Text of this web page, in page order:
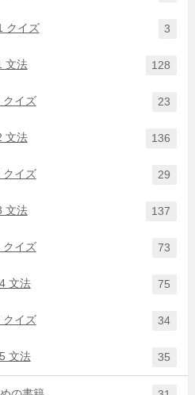
クイズ 3
文法 128
クイズ 23
文法 136
クイズ 29
文法 137
クイズ 73
文法 75
クイズ 34
文法 35